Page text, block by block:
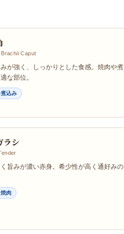
Caput
が強く、しっかりとした食感。焼肉や煮
な部位。
煮込み
ラシ
旨みが濃い赤身。希少性が高く通好みの
焼肉